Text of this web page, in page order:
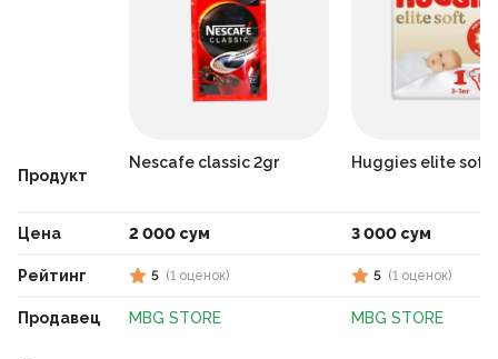
Продукт
Цена
Рейтинг
Продавец
Nescafe classic 2gr
2 000 сум
5 (1 оценок)
MBG STORE
Huggies elite soft
3 000 сум
5 (1 оценок)
MBG STORE